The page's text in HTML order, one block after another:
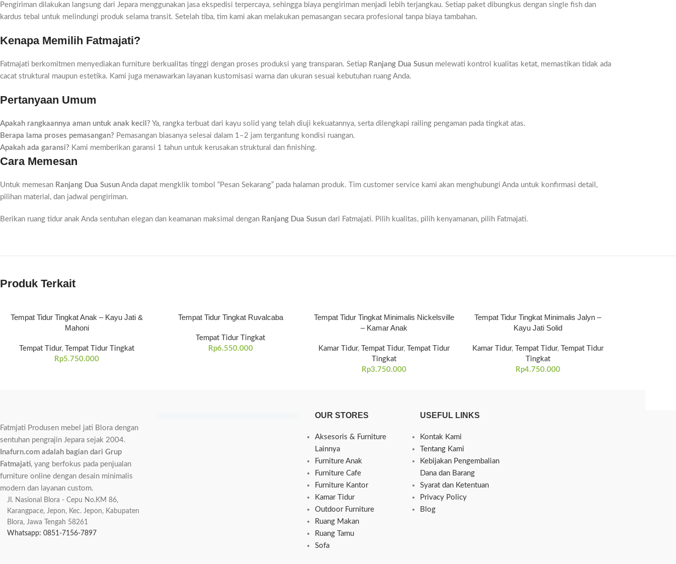
Pengiriman dilakukan langsung dari Jepara menggunakan jasa ekspedisi terpercaya, sehingga biaya pengiriman menjadi lebih terjangkau. Setiap paket dibungkus dengan single fish dan
kardus tebal untuk melindungi produk selama transit. Setelah tiba, tim kami akan melakukan pemasangan secara profesional tanpa biaya tambahan.
Kenapa Memilih Fatmajati?
Fatmajati berkomitmen menyediakan furniture berkualitas tinggi dengan proses produksi yang transparan. Setiap Ranjang Dua Susun melewati kontrol kualitas ketat, memastikan tidak ada
cacat struktural maupun estetika. Kami juga menawarkan layanan kustomisasi warna dan ukuran sesuai kebutuhan ruang Anda.
Pertanyaan Umum
Apakah rangkaannya aman untuk anak kecil? Ya, rangka terbuat dari kayu solid yang telah diuji kekuatannya, serta dilengkapi railing pengaman pada tingkat atas.
Berapa lama proses pemasangan? Pemasangan biasanya selesai dalam 1–2 jam tergantung kondisi ruangan.
Apakah ada garansi? Kami memberikan garansi 1 tahun untuk kerusakan struktural dan finishing.
Cara Memesan
Untuk memesan Ranjang Dua Susun Anda dapat mengklik tombol “Pesan Sekarang” pada halaman produk. Tim customer service kami akan menghubungi Anda untuk konfirmasi detail,
pilihan material, dan jadwal pengiriman.
Berikan ruang tidur anak Anda sentuhan elegan dan keamanan maksimal dengan Ranjang Dua Susun dari Fatmajati. Pilih kualitas, pilih kenyamanan, pilih Fatmajati.
Produk Terkait
Tempat Tidur Tingkat Anak – Kayu Jati &
Mahoni
Tempat Tidur,
Tempat Tidur Tingkat
Rp5.750.000
Tempat Tidur Tingkat Ruvalcaba
Tempat Tidur Tingkat
Rp6.550.000
Tempat Tidur Tingkat Minimalis Nickelsville
– Kamar Anak
Kamar Tidur, Tempat Tidur,
Tempat Tidur
Tingkat
Rp3.750.000
Tempat Tidur Tingkat Minimalis Jalyn –
Kayu Jati Solid
Kamar Tidur, Tempat Tidur,
Tempat Tidur
Tingkat
Rp4.750.000
Fatmjati Produsen mebel jati Blora dengan
sentuhan pengrajin Jepara sejak 2004.
Inafurn.com adalah bagian dari Grup
Fatmajati, yang berfokus pada penjualan
furniture online dengan desain minimalis
modern dan layanan custom.
Jl. Nasional Blora - Cepu No.KM 86,
Karangpace, Jepon, Kec. Jepon, Kabupaten
Blora, Jawa Tengah 58261
Whatsapp: 0851-7156-7897
OUR STORES
Aksesoris & Furniture
Lainnya
Furniture Anak
Furniture Cafe
Furniture Kantor
Kamar Tidur
Outdoor Furniture
Ruang Makan
Ruang Tamu
Sofa
USEFUL LINKS
Kontak Kami
Tentang Kami
Kebijakan Pengembalian
Dana dan Barang
Syarat dan Ketentuan
Privacy Policy
Blog